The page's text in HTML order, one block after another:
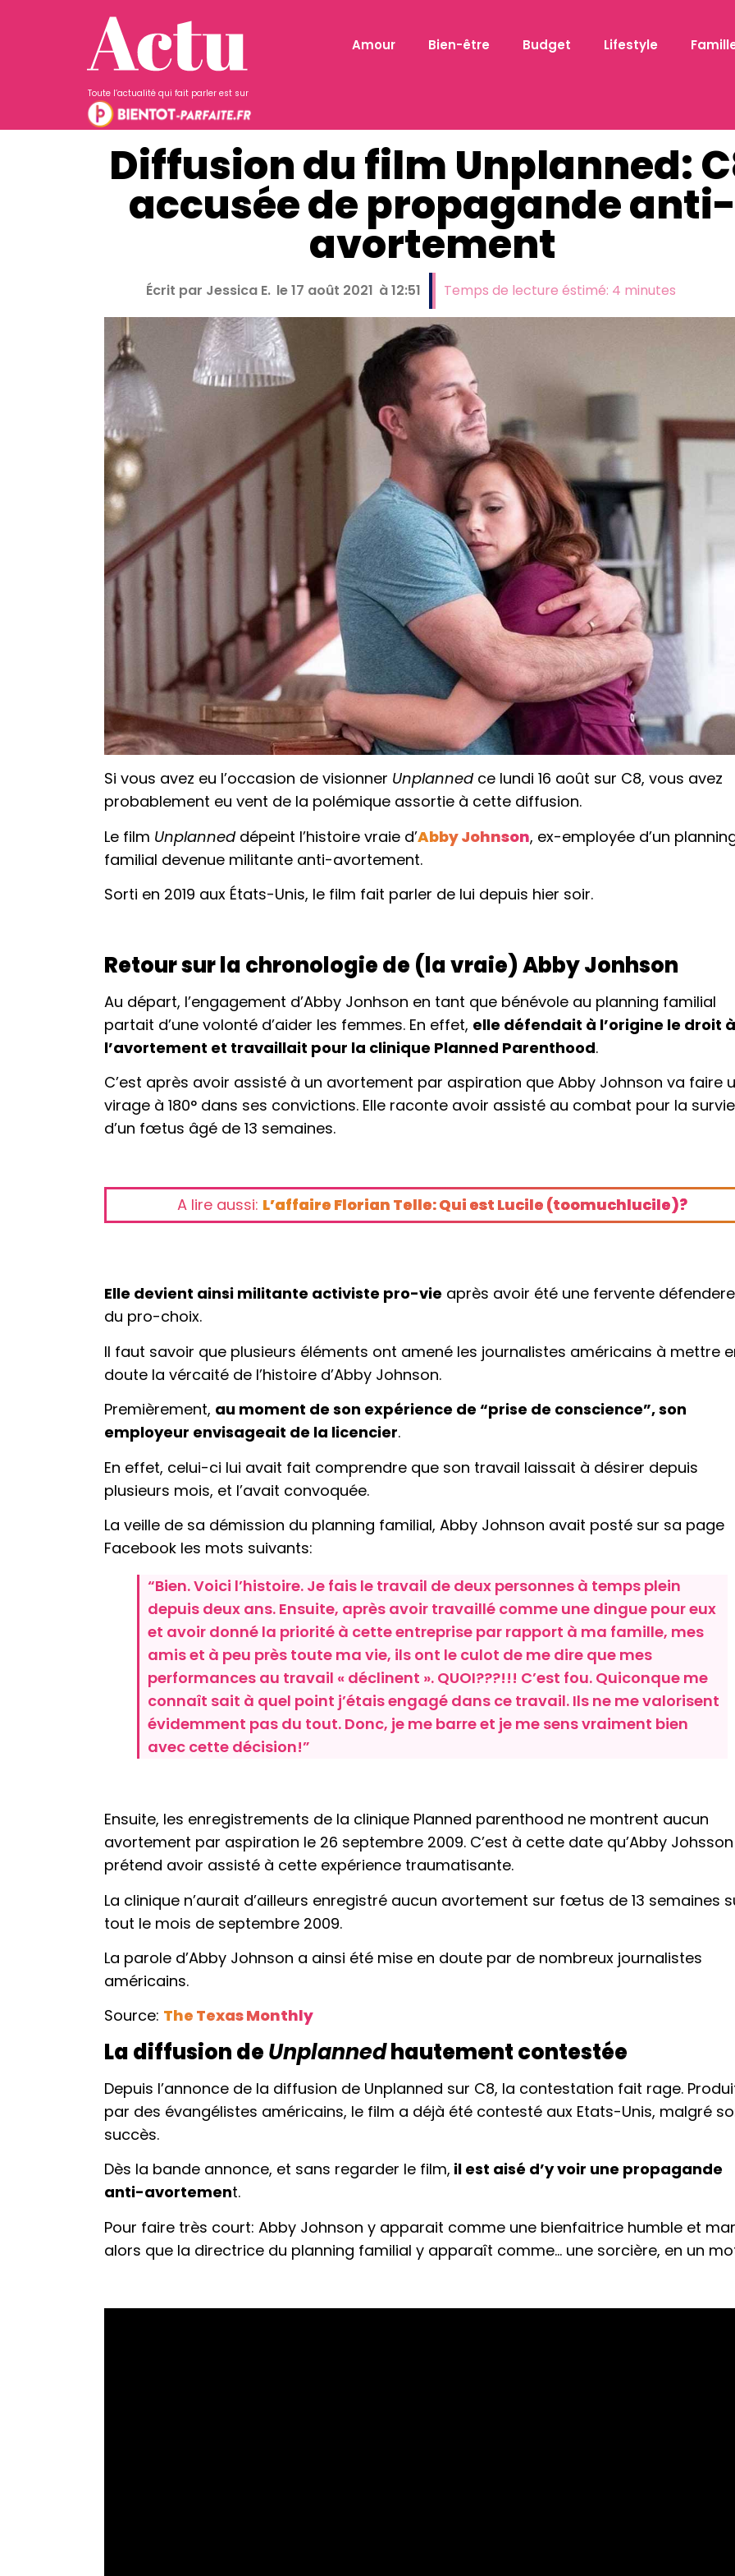
Toute l’actualité qui fait parler est sur
Amour Bien-être Budget Lifestyle
Diffusion du film Unplanned:
accusée de propagande anti-
avortement
Écrit par Jessica E. le17 août 2021 à12:51 Temps de lecture éstimé: 4 minutes
Si vous avez eu l’occasion de visionner Unplannedce lundi 16 août sur C8, vous avez
probablement eu vent de la polémique assortie à cette diffusion.
Le film Unplanneddépeint l’histoire vraie d’Abby Johnson, ex-employée d’un
familial devenue militante anti-avortement.
Sorti en 2019 aux États-Unis, le film fait parler de lui depuis hier soir.
Retour sur la chronologie de (la vraie) Abby Jonhson
Au départ, l’engagement d’Abby Jonhson en tant que bénévole au planning familial
partait d’une volonté d’aider les femmes. En effet, elle défendait à l’origine le droit à
l’avortement et travaillait pour la clinique Planned Parenthood.
C’est après avoir assisté à un avortement par aspiration que Abby Johnson va faire
virage à 180° dans ses convictions. Elle raconte avoir assisté au combat pour la survie
d’un fœtus âgé de 13 semaines.
A lire aussi: L’affaire Florian Telle: Qui est Lucile (toomuchlucile)?
Elle devient ainsi militante activiste pro-vie après avoir été une fervente
du pro-choix.
Il faut savoir que plusieurs éléments ont amené les journalistes américains à mettre
doute la vércaité de l’histoire d’Abby Johnson.
Premièrement, au moment de son expérience de “prise de conscience”, son
employeur envisageait de la licencier.
En effet, celui-ci lui avait fait comprendre que son travail laissait à désirer depuis
plusieurs mois, et l’avait convoquée.
La veille de sa démission du planning familial, Abby Johnson avait posté sur sa page
Facebook les mots suivants:
“Bien. Voici l’histoire. Je fais le travail de deux personnes à temps plein
depuis deux ans. Ensuite, après avoir travaillé comme une dingue pour eux
et avoir donné la priorité à cette entreprise par rapport à ma famille, mes
amis et à peu près toute ma vie, ils ont le culot de me dire que mes
performances au travail « déclinent ». QUOI???!!! C’est fou. Quiconque me
connaît sait à quel point j’étais engagé dans ce travail. Ils ne me valorisent
évidemment pas du tout. Donc, je me barre et je me sens vraiment bien
avec cette décision!”
Ensuite, les enregistrements de la clinique Planned parenthood ne montrent aucun
avortement par aspiration le 26 septembre 2009. C’est à cette date qu’Abby Johsson
prétend avoir assisté à cette expérience traumatisante.
La clinique n’aurait d’ailleurs enregistré aucun avortement sur fœtus de 13 semaines
tout le mois de septembre 2009.
La parole d’Abby Johnson a ainsi été mise en doute par de nombreux journalistes
américains.
Source: The Texas Monthly
La diffusion deUnplannedhautement contestée
Depuis l’annonce de la diffusion de Unplanned sur C8, la contestation fait rage.
par des évangélistes américains, le film a déjà été contesté aux Etats-Unis, malgré
succès.
Dès la bande annonce, et sans regarder le film, il est aisé d’y voir une propagande
anti-avortement.
Pour faire très court: Abby Johnson y apparait comme une bienfaitrice humble et
alors que la directrice du planning familial y apparaît comme… une sorcière, en un